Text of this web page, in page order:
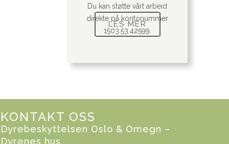
Du kan støtte vårt arbeid
direkte på kontonummer
1503.53.42599.
LES MER
KONTAKT OSS
Dyrebeskyttelsen Oslo & Omegn –
Dyrenes hus